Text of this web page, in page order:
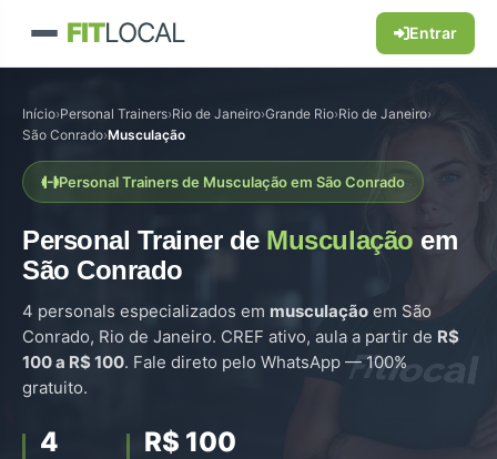
FITLOCAL Entrar
Início›Personal Trainers›Rio de Janeiro›Grande Rio›Rio de Janeiro›
São Conrado›Musculação
Personal Trainers de Musculação em São Conrado
Personal Trainer de Musculação em
São Conrado
4 personals especializados em musculação em São
Conrado, Rio de Janeiro. CREF ativo, aula a partir de R$
100 a R$ 100. Fale direto pelo WhatsApp — 100%
gratuito.
4 R$ 100